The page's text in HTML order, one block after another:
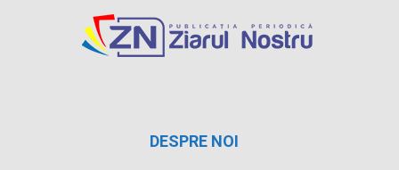
DESPRE NOI